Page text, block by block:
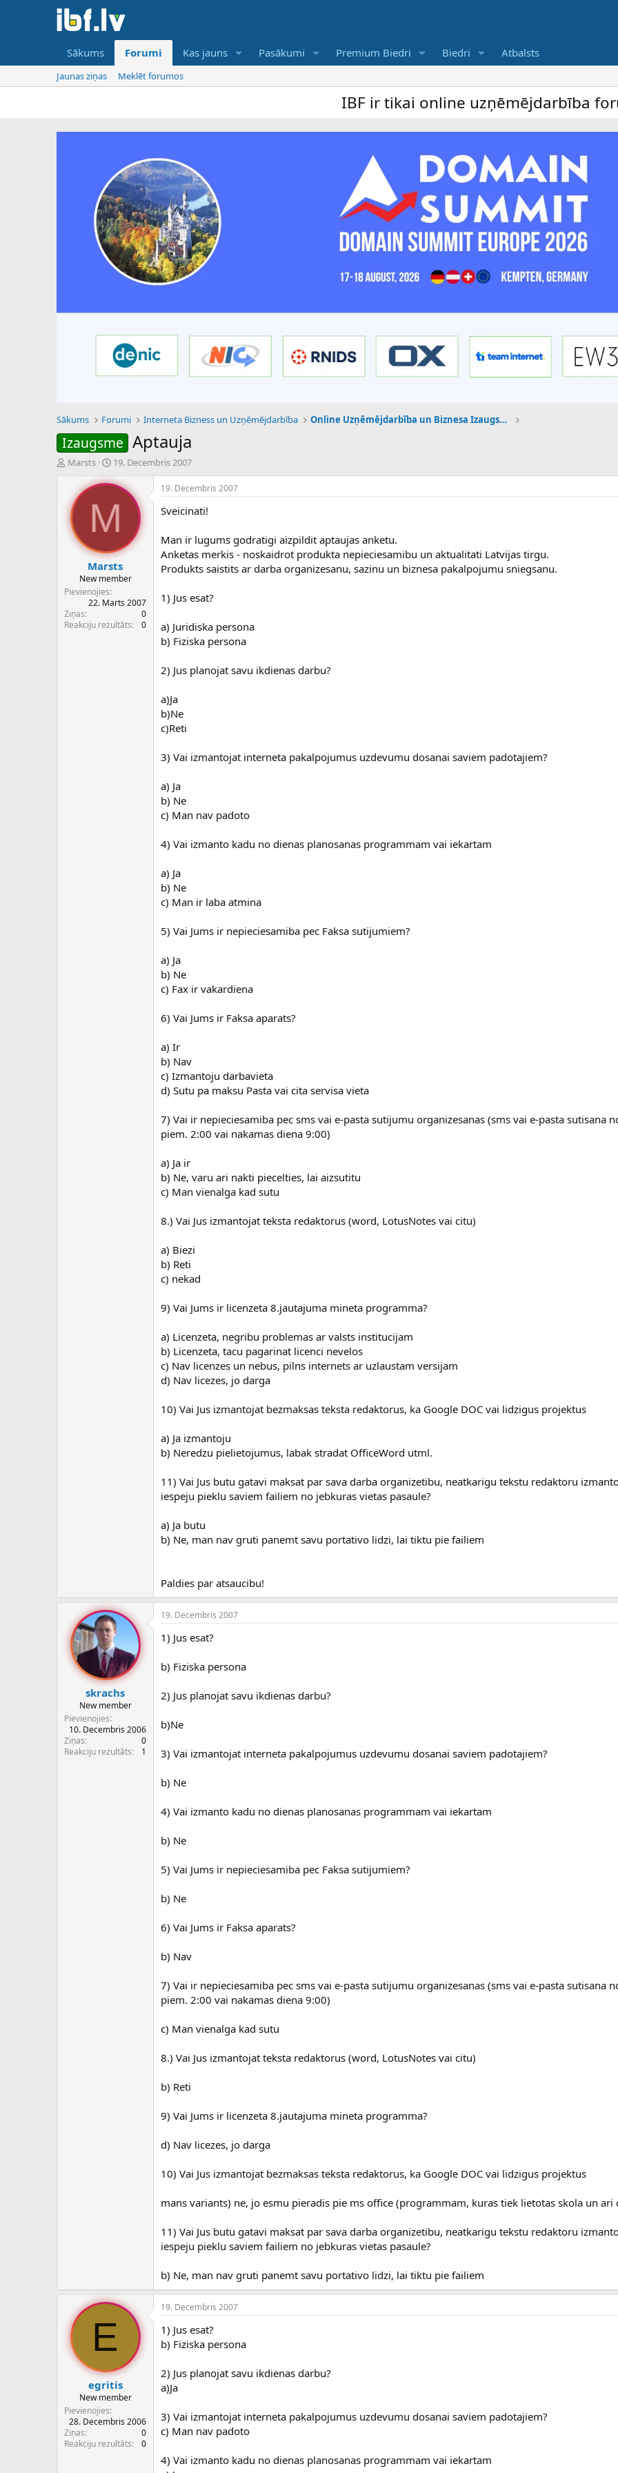
Sākums Forumi Kas jauns Pasākumi Premium Biedri Biedri Atbalsts
Jaunas ziņas Meklēt forumos
IBF ir tikai online uzņēmējdarbība forums un
Sākums Forumi Interneta Bizness un Uzņēmējdarbība Online Uzņēmējdarbība un Biznesa Izaugsme
Izaugsme Aptauja
P
e
d
e
z
s
ā
c
Marsts
S
k
m
d
a
t
u
m
s
19. Decembris 2007
M
Marsts
New member
Pievienojies
22. Marts 2007
Ziņas
0
Reakciju rezultāts
0
19. Decembris 2007
Sveicinati!
Man ir lugums godratigi aizpildit aptaujas anketu.
Anketas merkis - noskaidrot produkta nepieciesamibu un aktualitati Latvijas tirgu.
Produkts saistits ar darba organizesanu, sazinu un biznesa pakalpojumu sniegsanu.
1) Jus esat?
a) Juridiska persona
b) Fiziska persona
2) Jus planojat savu ikdienas darbu?
a)Ja
b)Ne
c)Reti
3) Vai izmantojat interneta pakalpojumus uzdevumu dosanai saviem padotajiem?
a) Ja
b) Ne
c) Man nav padoto
4) Vai izmanto kadu no dienas planosanas programmam vai iekartam
a) Ja
b) Ne
c) Man ir laba atmina
5) Vai Jums ir nepieciesamiba pec Faksa sutijumiem?
a) Ja
b) Ne
c) Fax ir vakardiena
6) Vai Jums ir Faksa aparats?
a) Ir
b) Nav
c) Izmantoju darbavieta
d) Sutu pa maksu Pasta vai cita servisa vieta
7) Vai ir nepieciesamiba pec sms vai e-pasta sutijumu organizesanas (sms vai e-pasta sutisana
piem. 2:00 vai nakamas diena 9:00)
a) Ja ir
b) Ne, varu ari nakti piecelties, lai aizsutitu
c) Man vienalga kad sutu
8.) Vai Jus izmantojat teksta redaktorus (word, LotusNotes vai citu)
a) Biezi
b) Reti
c) nekad
9) Vai Jums ir licenzeta 8.jautajuma mineta programma?
a) Licenzeta, negribu problemas ar valsts institucijam
b) Licenzeta, tacu pagarinat licenci nevelos
c) Nav licenzes un nebus, pilns internets ar uzlaustam versijam
d) Nav licezes, jo darga
10) Vai Jus izmantojat bezmaksas teksta redaktorus, ka Google DOC vai lidzigus projektus
a) Ja izmantoju
b) Neredzu pielietojumus, labak stradat OfficeWord utml.
11) Vai Jus butu gatavi maksat par sava darba organizetibu, neatkarigu tekstu redaktoru
iespeju pieklu saviem failiem no jebkuras vietas pasaule?
a) Ja butu
b) Ne, man nav gruti panemt savu portativo lidzi, lai tiktu pie failiem
Paldies par atsaucibu!
skrachs
New member
Pievienojies
10. Decembris 2006
Ziņas
0
Reakciju rezultāts
1
19. Decembris 2007
1) Jus esat?
b) Fiziska persona
2) Jus planojat savu ikdienas darbu?
b)Ne
3) Vai izmantojat interneta pakalpojumus uzdevumu dosanai saviem padotajiem?
b) Ne
4) Vai izmanto kadu no dienas planosanas programmam vai iekartam
b) Ne
5) Vai Jums ir nepieciesamiba pec Faksa sutijumiem?
b) Ne
6) Vai Jums ir Faksa aparats?
b) Nav
7) Vai ir nepieciesamiba pec sms vai e-pasta sutijumu organizesanas (sms vai e-pasta sutisana
piem. 2:00 vai nakamas diena 9:00)
c) Man vienalga kad sutu
8.) Vai Jus izmantojat teksta redaktorus (word, LotusNotes vai citu)
b) Reti
9) Vai Jums ir licenzeta 8.jautajuma mineta programma?
d) Nav licezes, jo darga
10) Vai Jus izmantojat bezmaksas teksta redaktorus, ka Google DOC vai lidzigus projektus
mans variants) ne, jo esmu pieradis pie ms office (programmam, kuras tiek lietotas skola un ari
11) Vai Jus butu gatavi maksat par sava darba organizetibu, neatkarigu tekstu redaktoru
iespeju pieklu saviem failiem no jebkuras vietas pasaule?
b) Ne, man nav gruti panemt savu portativo lidzi, lai tiktu pie failiem
E
egritis
New member
Pievienojies
28. Decembris 2006
Ziņas
0
Reakciju rezultāts
0
19. Decembris 2007
1) Jus esat?
b) Fiziska persona
2) Jus planojat savu ikdienas darbu?
a)Ja
3) Vai izmantojat interneta pakalpojumus uzdevumu dosanai saviem padotajiem?
c) Man nav padoto
4) Vai izmanto kadu no dienas planosanas programmam vai iekartam